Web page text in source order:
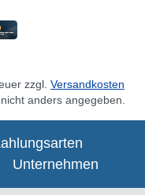
zzgl. Versandkosten
anders angegeben.
Unternehmen